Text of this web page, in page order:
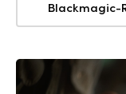
Blackmagic-